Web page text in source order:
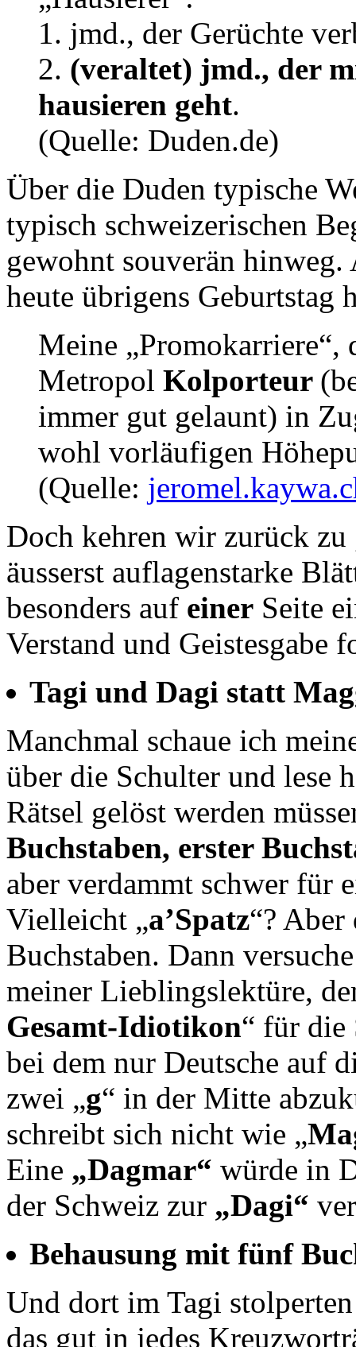
1. jmd., der Gerüchte
2. (veraltet) jmd., der
hausieren geht.
(Quelle: Duden.de)
Über die Duden typische
typisch schweizerischen
gewohnt souverän
heute übrigens
Meine
Metropol Kolporteur
immer gut gelaunt) in
wohl vorläufigen
(Quelle:
Doch kehren wir zurück zu
äusserst auflagenstarke
besonders auf einer Seite
Verstand und Geistesgabe
Tagi und Dagi statt
Manchmal schaue ich
über die Schulter und lese
Rätsel gelöst werden
Buchstaben, erster
aber verdammt schwer für
Vielleicht „a’Spatz“? Aber
Buchstaben. Dann
meiner Lieblingslektüre,
Gesamt-Idiotikon“ für die
bei dem nur Deutsche auf
zwei „g“ in der Mitte
schreibt sich nicht wie „
Eine „Dagmar“ würde in
der Schweiz zur „Dagi“
Behausung mit fünf
Und dort im Tagi
das gut in jedes